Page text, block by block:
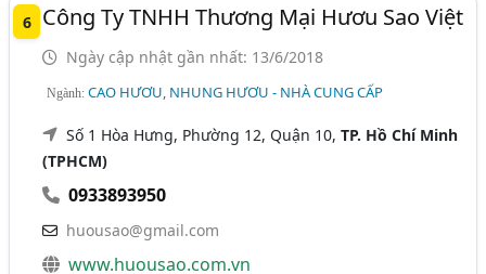
6 Công Ty TNHH Thương Mại Hươu Sao Việt
Ngày cập nhật gần nhất: 13/6/2018
Ngành:CAO HƯƠU, NHUNG HƯƠU - NHÀ CUNG CẤP
Số 1 Hòa Hưng, Phường 12, Quận 10,TP. Hồ Chí Minh
(TPHCM)
0933893950
huousao@gmail.com
www.huousao.com.vn